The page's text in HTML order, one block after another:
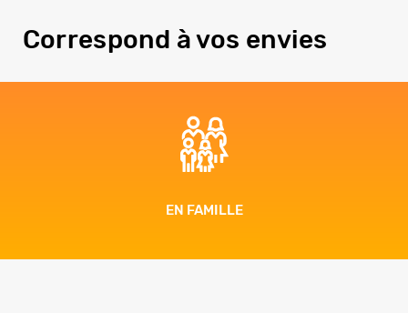
Correspond à vos envies
EN FAMILLE